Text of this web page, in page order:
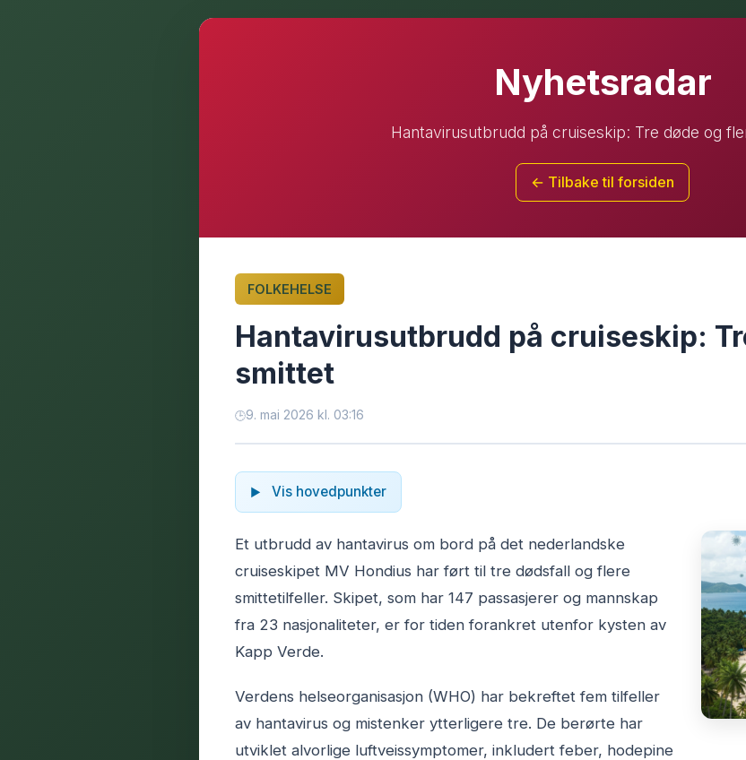
Nyhetsradar
Hantavirusutbrudd på cruiseskip: Tre døde og
← Tilbake til forsiden
FOLKEHELSE
Hantavirusutbrudd på cruiseskip:
smittet
9. mai 2026 kl. 03:16
Vis hovedpunkter
Et utbrudd av hantavirus om bord på det nederlandske
cruiseskipet MV Hondius har ført til tre dødsfall og flere
smittetilfeller. Skipet, som har 147 passasjerer og mannskap
fra 23 nasjonaliteter, er for tiden forankret utenfor kysten av
Kapp Verde.
Verdens helseorganisasjon (WHO) har bekreftet fem tilfeller
av hantavirus og mistenker ytterligere tre. De berørte har
utviklet alvorlige luftveissymptomer, inkludert feber, hodepine